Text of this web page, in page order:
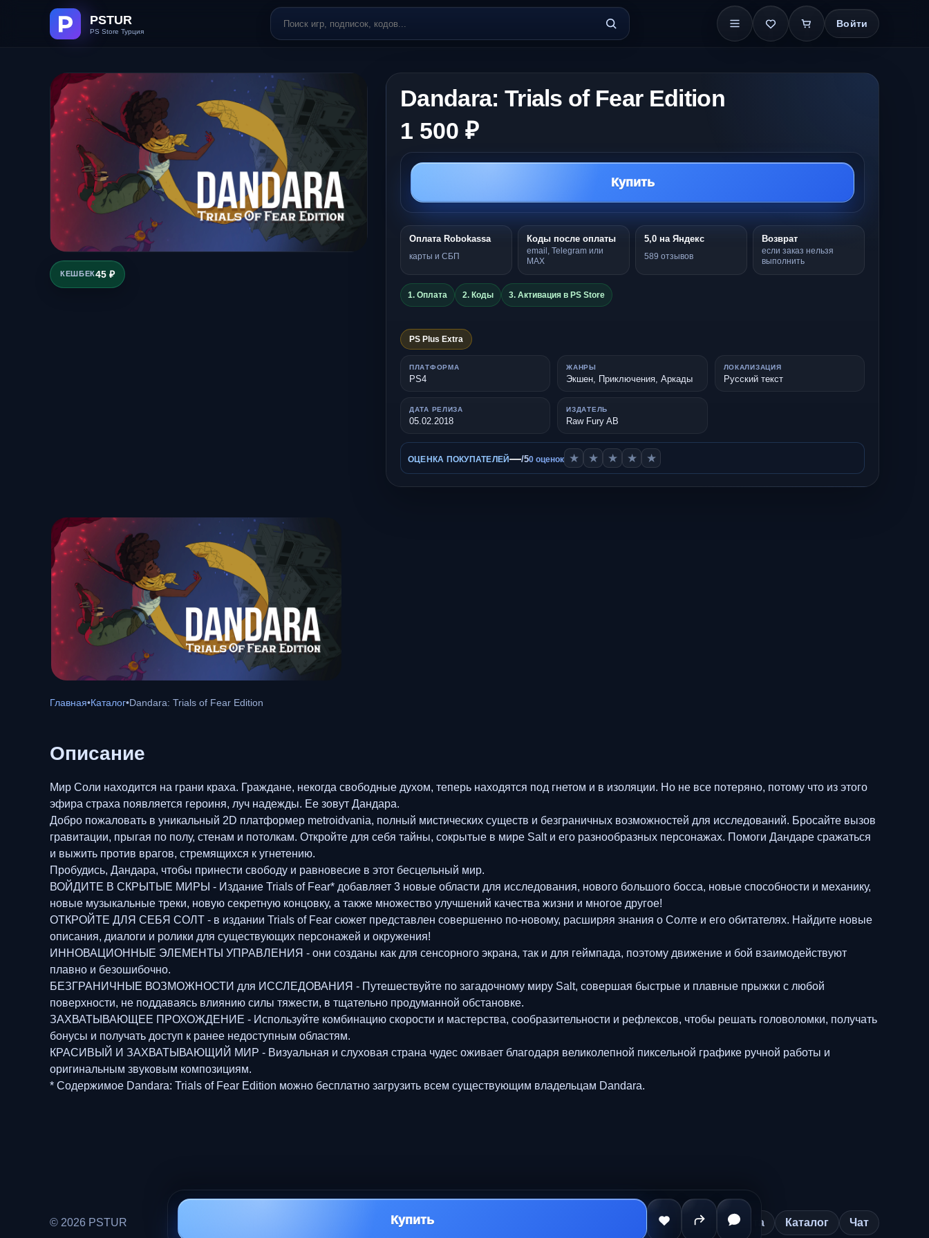
Войти
КЕШБЕК45 ₽
Dandara: Trials of Fear Edition
1 500 ₽
Купить
Оплата Robokassa
карты и СБП
Коды после оплаты
email, Telegram или
MAX
5,0 на Яндекс
589 отзывов
Возврат
если заказ нельзя
выполнить
1. Оплата 2. Коды 3. Активация в PS Store
PS Plus Extra
ПЛАТФОРМА
PS4
ЖАНРЫ
Экшен, Приключения, Аркады
ЛОКАЛИЗАЦИЯ
Русский текст
ДАТА РЕЛИЗА
05.02.2018
ИЗДАТЕЛЬ
Raw Fury AB
ОЦЕНКА ПОКУПАТЕЛЕЙ—/50 оценок ★ ★ ★ ★ ★
Главная•Каталог•Dandara: Trials of Fear Edition
Описание
Мир Соли находится на грани краха. Граждане, некогда свободные духом, теперь находятся под гнетом и в изоляции. Но не все потеряно, потому что из этого
эфира страха появляется героиня, луч надежды. Ее зовут Дандара.
Добро пожаловать в уникальный 2D платформер metroidvania, полный мистических существ и безграничных возможностей для исследований. Бросайте вызов
гравитации, прыгая по полу, стенам и потолкам. Откройте для себя тайны, сокрытые в мире Salt и его разнообразных персонажах. Помоги Дандаре сражаться
и выжить против врагов, стремящихся к угнетению.
Пробудись, Дандара, чтобы принести свободу и равновесие в этот бесцельный мир.
ВОЙДИТЕ В СКРЫТЫЕ МИРЫ - Издание Trials of Fear* добавляет 3 новые области для исследования, нового большого босса, новые способности и механику,
новые музыкальные треки, новую секретную концовку, а также множество улучшений качества жизни и многое другое!
ОТКРОЙТЕ ДЛЯ СЕБЯ СОЛТ - в издании Trials of Fear сюжет представлен совершенно по-новому, расширяя знания о Солте и его обитателях. Найдите новые
описания, диалоги и ролики для существующих персонажей и окружения!
ИННОВАЦИОННЫЕ ЭЛЕМЕНТЫ УПРАВЛЕНИЯ - они созданы как для сенсорного экрана, так и для геймпада, поэтому движение и бой взаимодействуют
плавно и безошибочно.
БЕЗГРАНИЧНЫЕ ВОЗМОЖНОСТИ для ИССЛЕДОВАНИЯ - Путешествуйте по загадочному миру Salt, совершая быстрые и плавные прыжки с любой
поверхности, не поддаваясь влиянию силы тяжести, в тщательно продуманной обстановке.
ЗАХВАТЫВАЮЩЕЕ ПРОХОЖДЕНИЕ - Используйте комбинацию скорости и мастерства, сообразительности и рефлексов, чтобы решать головоломки, получать
бонусы и получать доступ к ранее недоступным областям.
КРАСИВЫЙ И ЗАХВАТЫВАЮЩИЙ МИР - Визуальная и слуховая страна чудес оживает благодаря великолепной пиксельной графике ручной работы и
оригинальным звуковым композициям.
* Содержимое Dandara: Trials of Fear Edition можно бесплатно загрузить всем существующим владельцам Dandara.
Купить
© 2026 PSTUR Оферта Каталог Чат